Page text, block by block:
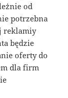
od
potrzebna
reklamiy
będzie
oferty do
dla firm